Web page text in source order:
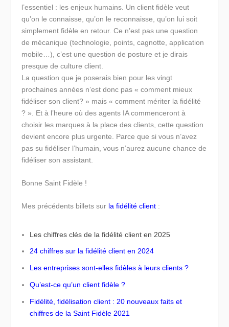
l’essentiel : les enjeux humains. Un client fidèle veut
qu’on le connaisse, qu’on le reconnaisse, qu’on lui soit
simplement fidèle en retour. Ce n’est pas une question
de mécanique (technologie, points, cagnotte, application
mobile…), c’est une question de posture et je dirais
presque de culture client.
La question que je poserais bien pour les vingt
prochaines années n’est donc pas « comment mieux
fidéliser son client? » mais « comment mériter la fidélité
? ». Et à l’heure où des agents IA commenceront à
choisir les marques à la place des clients, cette question
devient encore plus urgente. Parce que si vous n’avez
pas su fidéliser l’humain, vous n’aurez aucune chance de
fidéliser son assistant.
Bonne Saint Fidèle !
Mes précédents billets sur la fidélité client :
Les chiffres clés de la fidélité client en 2025
24 chiffres sur la fidélité client en 2024
Les entreprises sont-elles fidèles à leurs clients ?
Qu’est-ce qu’un client fidèle ?
Fidélité, fidélisation client : 20 nouveaux faits et
chiffres de la Saint Fidèle 2021